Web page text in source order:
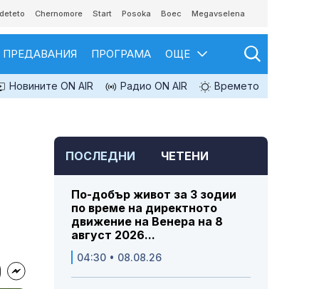
Chernomore Start Posoka Boec Megavselena
ПРЕДАВАНИЯ ПРОГРАМА ОЩЕ
Новините ON AIR Радио ON AIR Времето
ПОСЛЕДНИ ЧЕТЕНИ
По-добър живот за 3 зодии
по време на директното
движение на Венера на 8
август 2026...
04:30 • 08.08.26